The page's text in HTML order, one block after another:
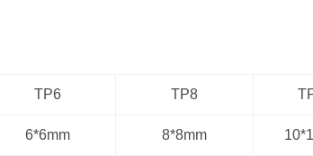
TP6 TP8
6*6mm 8*8mm